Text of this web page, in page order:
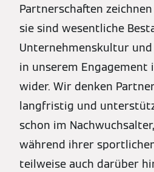
Partnerschaften
sie sind wesentliche
Unternehmenskultur
in unserem
wider. Wir denken
langfristig und
schon im
während ihrer
teilweise auch darüber